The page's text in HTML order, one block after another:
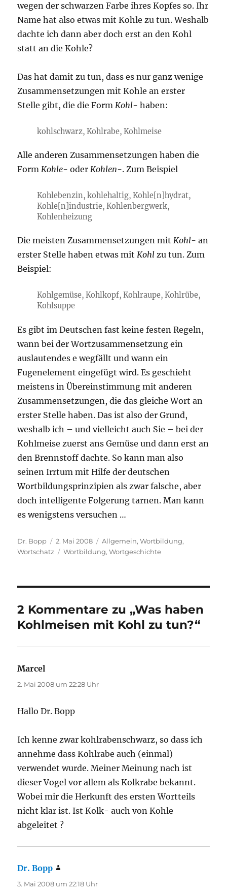
wegen der schwarzen Farbe ihres Kopfes so. Ihr
Name hat also etwas mit Kohle zu tun. Weshalb
dachte ich dann aber doch erst an den Kohl
statt an die Kohle?
Das hat damit zu tun, dass es nur ganz wenige
Zusammensetzungen mit Kohle an erster
Stelle gibt, die die FormKohl- haben:
kohlschwarz, Kohlrabe, Kohlmeise
Alle anderen Zusammensetzungen haben die
FormKohle- oderKohlen-. Zum Beispiel
Kohlebenzin, kohlehaltig, Kohle[n]hydrat,
Kohle[n]industrie, Kohlenbergwerk,
Kohlenheizung
Die meisten Zusammensetzungen mitKohl- an
erster Stelle haben etwas mitKohl zu tun. Zum
Beispiel:
Kohlgemüse, Kohlkopf, Kohlraupe, Kohlrübe,
Kohlsuppe
Es gibt im Deutschen fast keine festen Regeln,
wann bei der Wortzusammensetzung ein
auslautendes e wegfällt und wann ein
Fugenelement eingefügt wird. Es geschieht
meistens in Übereinstimmung mit anderen
Zusammensetzungen, die das gleiche Wort an
erster Stelle haben. Das ist also der Grund,
weshalb ich – und vielleicht auch Sie – bei der
Kohlmeise zuerst ans Gemüse und dann erst an
den Brennstoff dachte. So kann man also
seinen Irrtum mit Hilfe der deutschen
Wortbildungsprinzipien als zwar falsche, aber
doch intelligente Folgerung tarnen. Man kann
es wenigstens versuchen …
Autor
Dr. Bopp
Veröffentlicht
am
2. Mai 2008 Kategorien
Allgemein,Wortbildung,
Wortschatz
Schlagwörter
Wortbildung,Wortgeschichte
2 Kommentare zu „Was haben
Kohlmeisen mit Kohl zu tun?“
Marcel
2. Mai 2008 um 22:28 Uhr
Hallo Dr. Bopp
Ich kenne zwar kohlrabenschwarz, so dass ich
annehme dass Kohlrabe auch (einmal)
verwendet wurde. Meiner Meinung nach ist
dieser Vogel vor allem als Kolkrabe bekannt.
Wobei mir die Herkunft des ersten Wortteils
nicht klar ist. Ist Kolk- auch von Kohle
abgeleitet ?
Dr. Bopp
3. Mai 2008 um 22:18 Uhr